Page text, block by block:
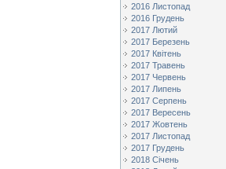
2016 Листопад
2016 Грудень
2017 Лютий
2017 Березень
2017 Квітень
2017 Травень
2017 Червень
2017 Липень
2017 Серпень
2017 Вересень
2017 Жовтень
2017 Листопад
2017 Грудень
2018 Січень